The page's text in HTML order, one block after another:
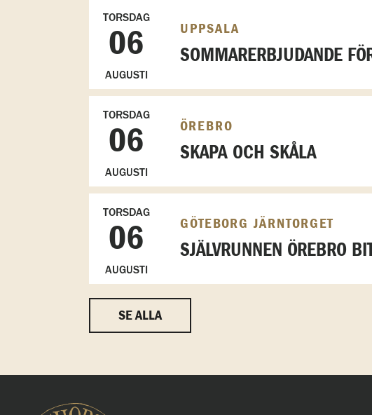
TORSDAG
06
AUGUSTI
UPPSALA
SOMMARERBJUDANDE
TORSDAG
06
AUGUSTI
ÖREBRO
SKAPA OCH SKÅLA
TORSDAG
06
AUGUSTI
GÖTEBORG JÄRNTORGET
SJÄLVRUNNEN ÖREBRO
SE ALLA